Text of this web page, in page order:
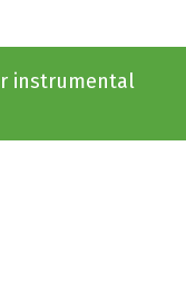
instrumental